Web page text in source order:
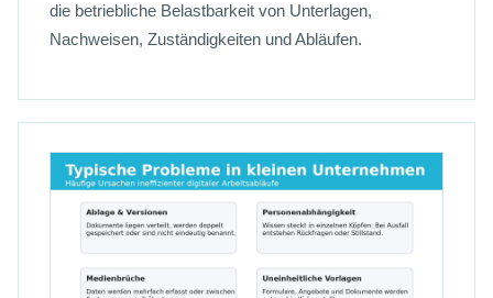
die betriebliche Belastbarkeit von Unterlagen,
Nachweisen, Zuständigkeiten und Abläufen.